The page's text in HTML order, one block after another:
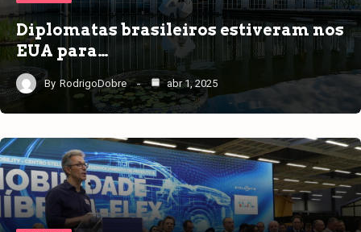
Diplomatas brasileiros estiveram nos
EUA para…
By RodrigoDobre abr 1, 2025